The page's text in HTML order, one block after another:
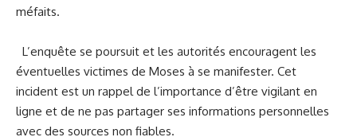
méfaits.
​ ‍ L’enquête se poursuit et les autorités encouragent​ les
éventuelles victimes de Moses à⁣ se manifester. Cet
incident est un rappel ⁤de l’importance ⁤d’être vigilant en
ligne‍ et ⁤de ne ⁣pas partager ses informations personnelles
avec des sources⁣ non ​fiables.